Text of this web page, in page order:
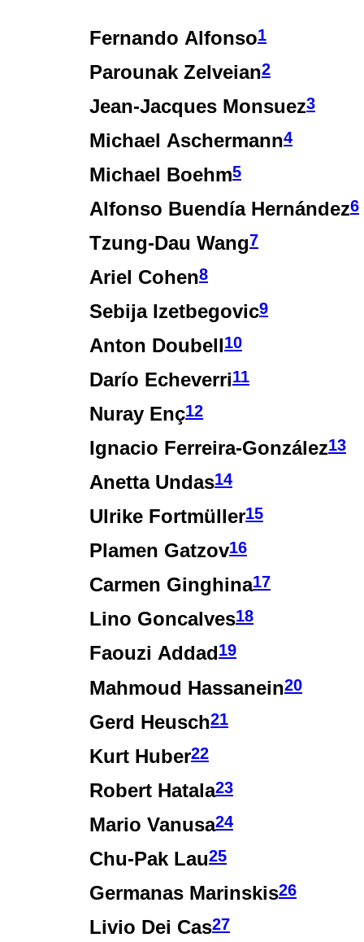
Fernando Alfonso1
Parounak Zelveian2
Jean-Jacques Monsuez3
Michael Aschermann4
Michael Boehm5
Alfonso Buendía Hernández6
Tzung-Dau Wang7
Ariel Cohen8
Sebija Izetbegovic9
Anton Doubell10
Darío Echeverri11
Nuray Enç12
Ignacio Ferreira-González13
Anetta Undas14
Ulrike Fortmüller15
Plamen Gatzov16
Carmen Ginghina17
Lino Goncalves18
Faouzi Addad19
Mahmoud Hassanein20
Gerd Heusch21
Kurt Huber22
Robert Hatala23
Mario Vanusa24
Chu-Pak Lau25
Germanas Marinskis26
Livio Dei Cas27